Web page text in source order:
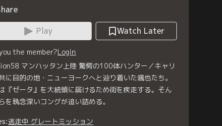
Play
Watch Later
the member?Login
マンハッタン上陸 驚愕の100体ハンター／キャリ
に目的の地・ニューヨークへと辿り着いた颯也たち。
『ゼータ』を大統領に届けるため街を疾走する。そん
を執念深いコングが追い詰める。
逃走中 グレートミッション